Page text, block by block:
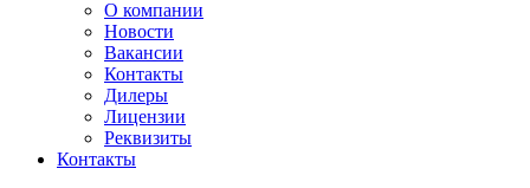
О компании
Новости
Вакансии
Контакты
Дилеры
Лицензии
Реквизиты
Контакты